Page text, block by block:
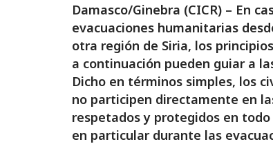
Damasco/Ginebra (CICR) – En
evacuaciones humanitarias
otra región de Siria, los
a continuación pueden guiar a
Dicho en términos simples, los
no participen directamente en
respetados y protegidos en
en particular durante las